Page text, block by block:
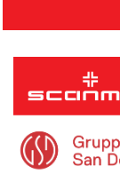
to
content